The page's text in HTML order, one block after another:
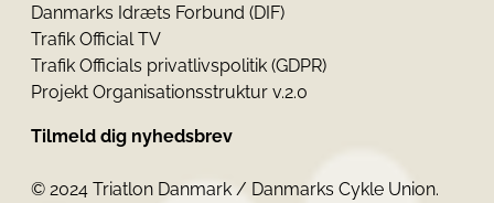
Danmarks Idræts Forbund (DIF)
Trafik Official TV
Trafik Officials privatlivspolitik (GDPR)
Projekt Organisationsstruktur v.2.0
Tilmeld dig nyhedsbrev
© 2024 Triatlon Danmark / Danmarks Cykle Union.